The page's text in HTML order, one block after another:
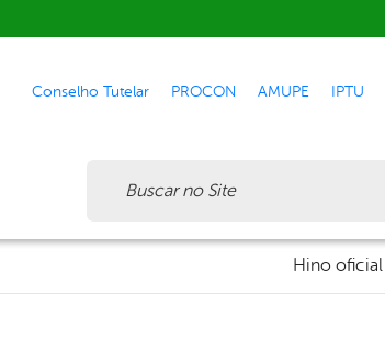
Conselho Tutelar PROCON AMUPE IPTU
Hino oficial